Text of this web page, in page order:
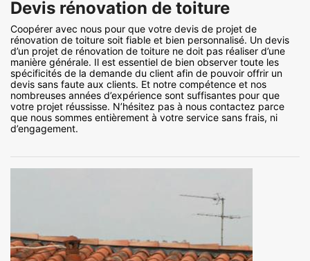
Devis rénovation de toiture
Coopérer avec nous pour que votre devis de projet de
rénovation de toiture soit fiable et bien personnalisé. Un devis
d’un projet de rénovation de toiture ne doit pas réaliser d’une
manière générale. Il est essentiel de bien observer toute les
spécificités de la demande du client afin de pouvoir offrir un
devis sans faute aux clients. Et notre compétence et nos
nombreuses années d’expérience sont suffisantes pour que
votre projet réussisse. N’hésitez pas à nous contactez parce
que nous sommes entièrement à votre service sans frais, ni
d’engagement.